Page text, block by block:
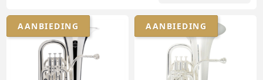
AANBIEDING AANBIEDING